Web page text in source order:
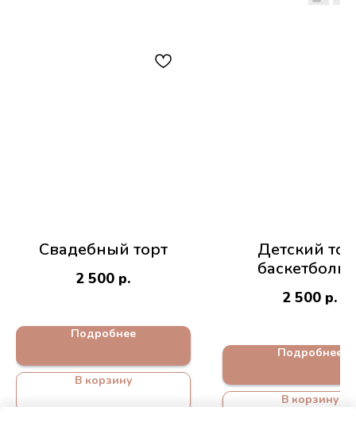
Свадебный торт
2 500 р.
Подробнее
В корзину
Детский
2 500 р.
Подробнее
В корзину